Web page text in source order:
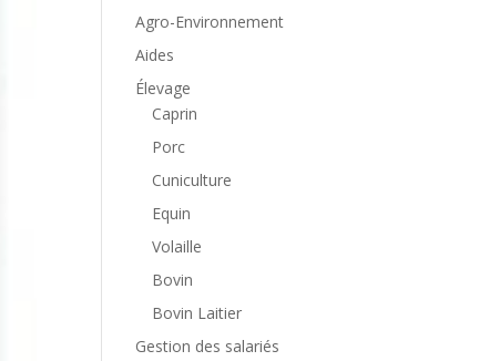
Agro-Environnement
Aides
Élevage
Caprin
Porc
Cuniculture
Equin
Volaille
Bovin
Bovin Laitier
Gestion des salariés